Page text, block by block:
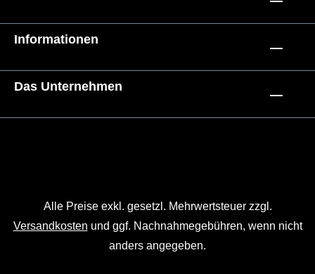
Informationen
Das Unternehmen
Alle Preise exkl. gesetzl. Mehrwertsteuer zzgl.
Versandkosten und ggf. Nachnahmegebühren, wenn nicht
anders angegeben.